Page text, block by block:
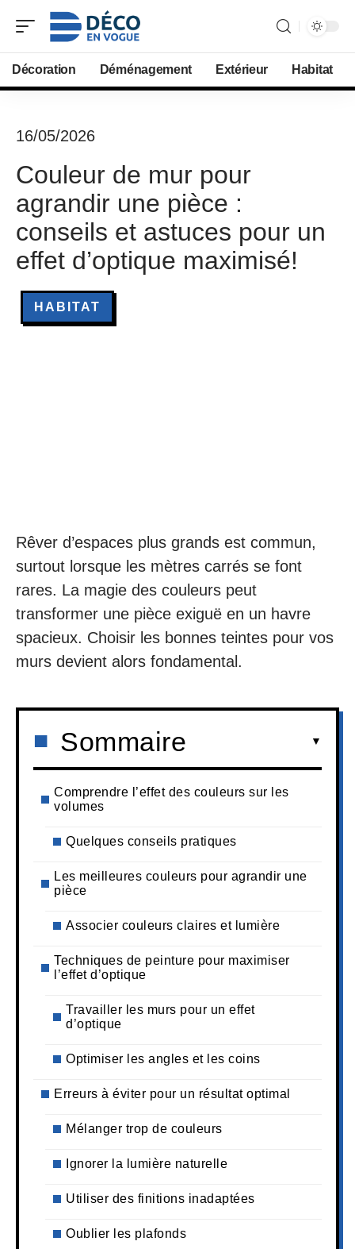
Décoration Déménagement Extérieur Habitat
16/05/2026
Couleur de mur pour
agrandir une pièce :
conseils et astuces pour un
effet d’optique maximisé!
HABITAT
Rêver d’espaces plus grands est commun,
surtout lorsque les mètres carrés se font
rares. La magie des couleurs peut
transformer une pièce exiguë en un havre
spacieux. Choisir les bonnes teintes pour vos
murs devient alors fondamental.
Sommaire
Comprendre l’effet des couleurs sur les
volumes
Quelques conseils pratiques
Les meilleures couleurs pour agrandir une
pièce
Associer couleurs claires et lumière
Techniques de peinture pour maximiser
l’effet d’optique
Travailler les murs pour un effet
d’optique
Optimiser les angles et les coins
Erreurs à éviter pour un résultat optimal
Mélanger trop de couleurs
Ignorer la lumière naturelle
Utiliser des finitions inadaptées
Oublier les plafonds